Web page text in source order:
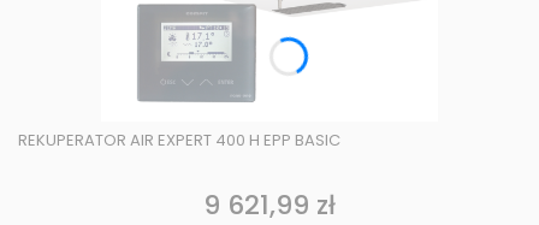
REKUPERATOR AIR EXPERT 400 H EPP BASIC
Cena
9 621,99 zł